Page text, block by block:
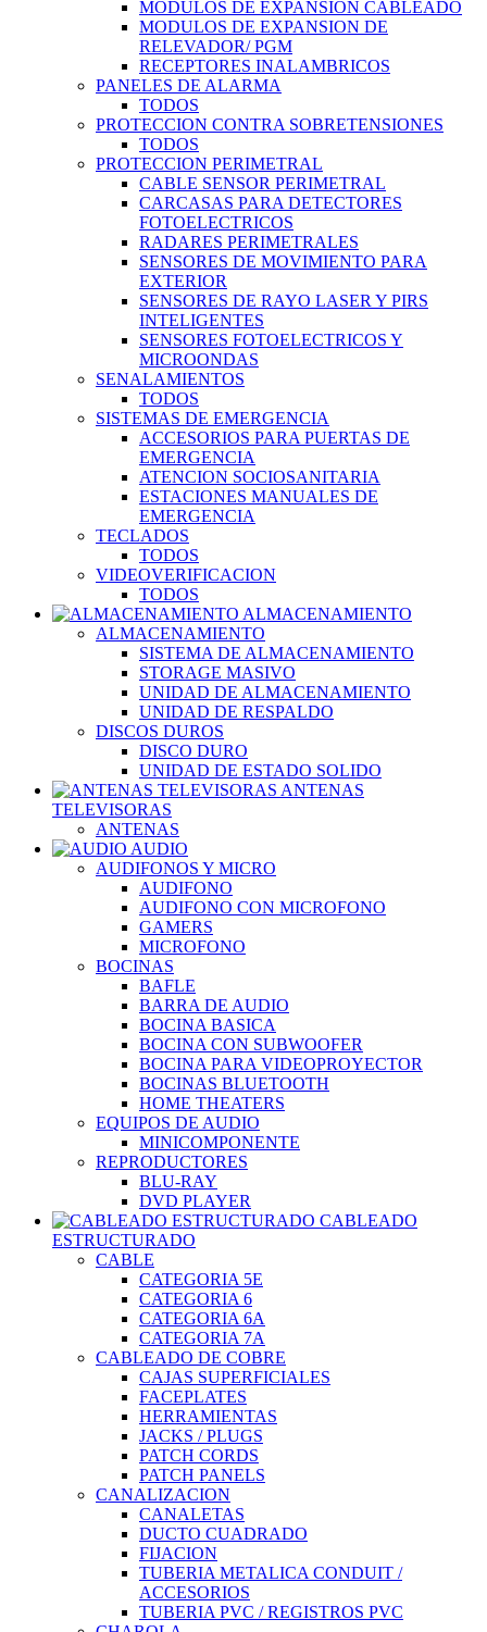
MODULOS DE EXPANSION CABLEADO
MODULOS DE EXPANSION DE
RELEVADOR/ PGM
RECEPTORES INALAMBRICOS
PANELES DE ALARMA
TODOS
PROTECCION CONTRA SOBRETENSIONES
TODOS
PROTECCION PERIMETRAL
CABLE SENSOR PERIMETRAL
CARCASAS PARA DETECTORES
FOTOELECTRICOS
RADARES PERIMETRALES
SENSORES DE MOVIMIENTO PARA
EXTERIOR
SENSORES DE RAYO LASER Y PIRS
INTELIGENTES
SENSORES FOTOELECTRICOS Y
MICROONDAS
SENALAMIENTOS
TODOS
SISTEMAS DE EMERGENCIA
ACCESORIOS PARA PUERTAS DE
EMERGENCIA
ATENCION SOCIOSANITARIA
ESTACIONES MANUALES DE
EMERGENCIA
TECLADOS
TODOS
VIDEOVERIFICACION
TODOS
ALMACENAMIENTO
ALMACENAMIENTO
SISTEMA DE ALMACENAMIENTO
STORAGE MASIVO
UNIDAD DE ALMACENAMIENTO
UNIDAD DE RESPALDO
DISCOS DUROS
DISCO DURO
UNIDAD DE ESTADO SOLIDO
ANTENAS
TELEVISORAS
ANTENAS
AUDIO
AUDIFONOS Y MICRO
AUDIFONO
AUDIFONO CON MICROFONO
GAMERS
MICROFONO
BOCINAS
BAFLE
BARRA DE AUDIO
BOCINA BASICA
BOCINA CON SUBWOOFER
BOCINA PARA VIDEOPROYECTOR
BOCINAS BLUETOOTH
HOME THEATERS
EQUIPOS DE AUDIO
MINICOMPONENTE
REPRODUCTORES
BLU-RAY
DVD PLAYER
CABLEADO
ESTRUCTURADO
CABLE
CATEGORIA 5E
CATEGORIA 6
CATEGORIA 6A
CATEGORIA 7A
CABLEADO DE COBRE
CAJAS SUPERFICIALES
FACEPLATES
HERRAMIENTAS
JACKS / PLUGS
PATCH CORDS
PATCH PANELS
CANALIZACION
CANALETAS
DUCTO CUADRADO
FIJACION
TUBERIA METALICA CONDUIT /
ACCESORIOS
TUBERIA PVC / REGISTROS PVC